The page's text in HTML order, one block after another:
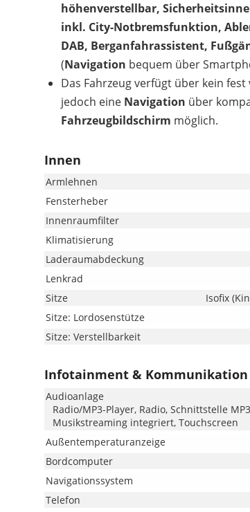
höhenverstellbar,
inkl. City-Notbremsfunktion,
DAB, Berganfahrassistent,
(Navigation bequem über
Das Fahrzeug verfügt über kein
jedoch eine Navigation über
Fahrzeugbildschirm möglich.
Innen
Armlehnen
Fensterheber
Innenraumfilter
Klimatisierung
Laderaumabdeckung
Lenkrad
Sitze
Isofix
Sitze: Lordosenstütze
Sitze: Verstellbarkeit
Infotainment & Kommunikation
Audioanlage
Radio/MP3-Player, Radio, Schnittstelle
Musikstreaming integriert, Touchscreen
Außentemperaturanzeige
Bordcomputer
Navigationssystem
Telefon